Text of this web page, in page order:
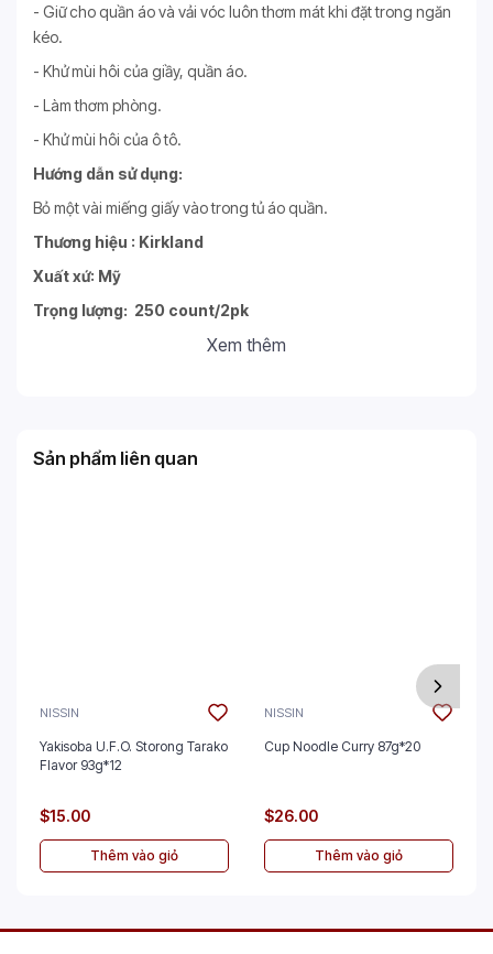
- Giữ cho quần áo và vải vóc luôn thơm mát khi đặt trong ngăn
kéo.
- Khử mùi hôi của giầy, quần áo.
- Làm thơm phòng.
- Khử mùi hôi của ô tô.
Hướng dẫn sử dụng:
Bỏ một vài miếng giấy vào trong tủ áo quần.
Thương hiệu : Kirkland
Xuất xứ: Mỹ
Trọng lượng: 250 count/2pk
Xem thêm
Sản phẩm liên quan
NISSIN
Yakisoba U.F.O. Storong Tarako
Flavor 93g*12
$15.00
Thêm vào giỏ
NISSIN
Cup Noodle Curry 87g*20
$26.00
Thêm vào giỏ